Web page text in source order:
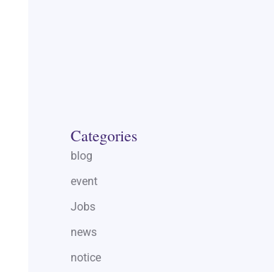
Categories
blog
event
Jobs
news
notice